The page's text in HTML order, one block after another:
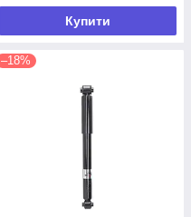
Купити
–18%